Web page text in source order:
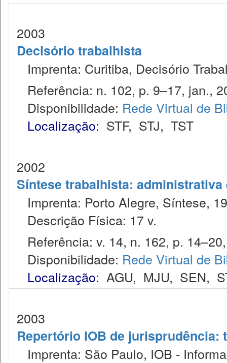
2003
Decisório trabalhista
Imprenta: Curitiba, Decisório
Referência: n. 102, p. 9–17, jan.,
Disponibilidade: Rede Virtual de
Localização: STF, STJ, TST
2002
Síntese trabalhista:
Imprenta: Porto Alegre, Síntese,
Descrição Física: 17 v.
Referência: v. 14, n. 162, p.
Disponibilidade: Rede Virtual de
Localização: AGU, MJU, SEN,
2003
Repertório IOB de
Imprenta: São Paulo, IOB -